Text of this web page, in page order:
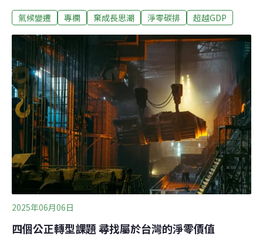
各國發展「超越GDP」的永續發展進度衡量標準，也在今
的指標，標誌著全球經濟、社會福祉衡量標準變革的重要
里程碑。聯合國之外，歐盟於2023年的《戰略展望報告》
中也宣布將制定永續與福祉指標，終於在今年初推出「永
續與包容性福祉」（Sustainable and Inclusive Wellbeing,
SIWB）儀表板，力圖在維持競爭力的同時實現社會正義
與環境永續。本文響應7日國際棄成長日，嘗試透過解析
歐盟的「永續與包容性福祉」儀表板，看看歐盟如何透過
指標的改造，拋棄唯經濟成長獨尊的思維，以及台灣能如
何從此儀表板建構、應用的過程，打造超脫
氣候變遷 專欄 棄成長思潮 淨零碳排 超越GDP
2025年06月06日
四個公正轉型課題 尋找屬於台灣的淨零價值